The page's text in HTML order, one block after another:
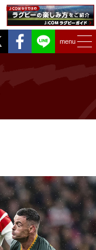
Twitter
Facebook
menu